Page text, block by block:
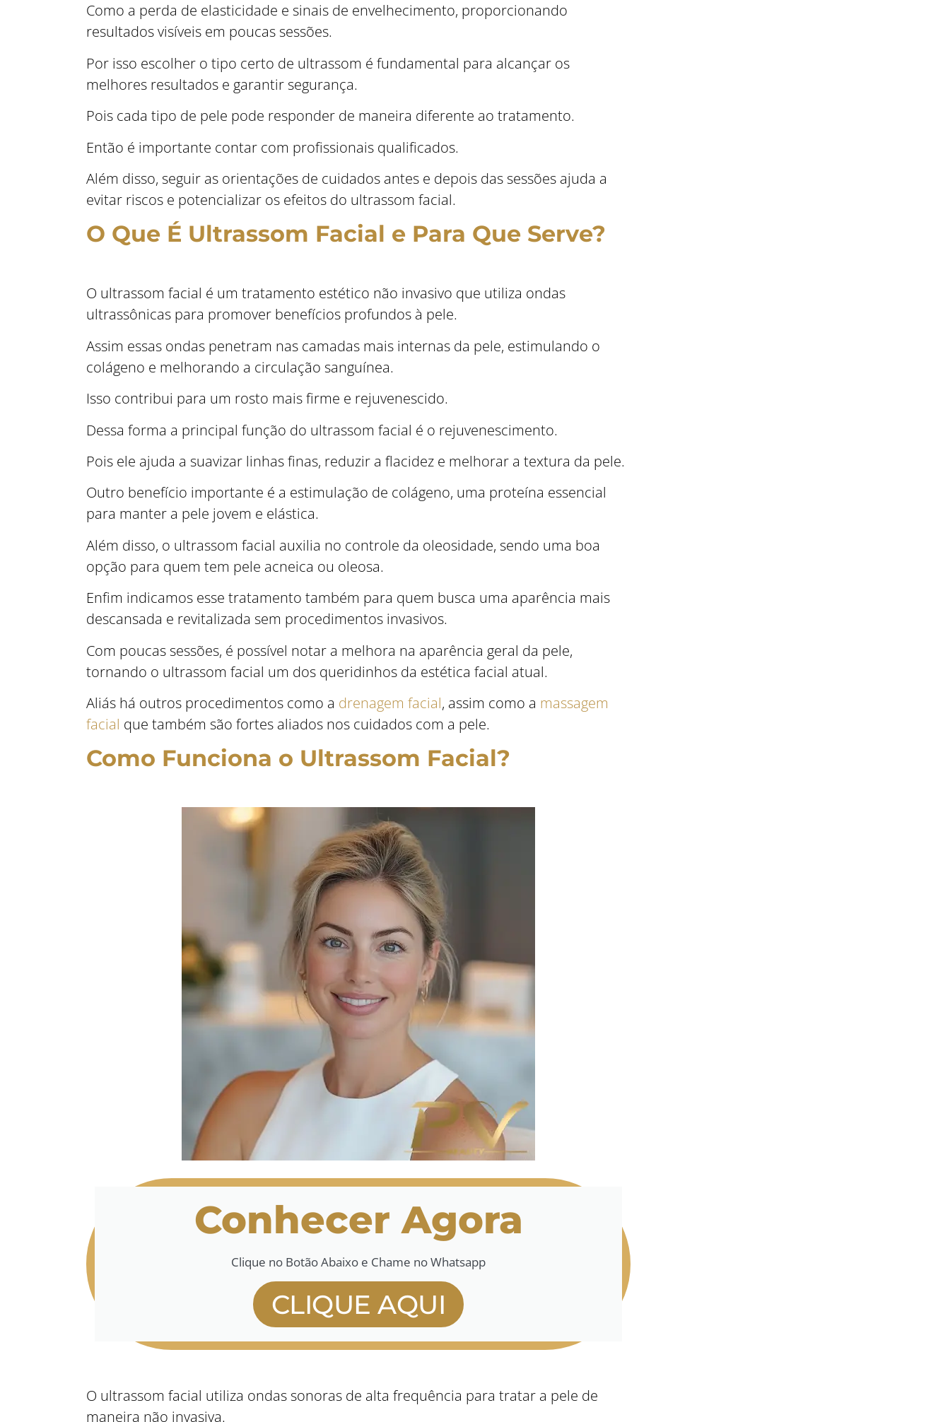
Como a perda de elasticidade e sinais de envelhecimento, proporcionando
resultados visíveis em poucas sessões.
Por isso escolher o tipo certo de ultrassom é fundamental para alcançar os
melhores resultados e garantir segurança.
Pois cada tipo de pele pode responder de maneira diferente ao tratamento.
Então é importante contar com profissionais qualificados.
Além disso, seguir as orientações de cuidados antes e depois das sessões ajuda a
evitar riscos e potencializar os efeitos do ultrassom facial.
O Que É Ultrassom Facial e Para Que Serve?
O ultrassom facial é um tratamento estético não invasivo que utiliza ondas
ultrassônicas para promover benefícios profundos à pele.
Assim essas ondas penetram nas camadas mais internas da pele, estimulando o
colágeno e melhorando a circulação sanguínea.
Isso contribui para um rosto mais firme e rejuvenescido.
Dessa forma a principal função do ultrassom facial é o rejuvenescimento.
Pois ele ajuda a suavizar linhas finas, reduzir a flacidez e melhorar a textura da pele.
Outro benefício importante é a estimulação de colágeno, uma proteína essencial
para manter a pele jovem e elástica.
Além disso, o ultrassom facial auxilia no controle da oleosidade, sendo uma boa
opção para quem tem pele acneica ou oleosa.
Enfim indicamos esse tratamento também para quem busca uma aparência mais
descansada e revitalizada sem procedimentos invasivos.
Com poucas sessões, é possível notar a melhora na aparência geral da pele,
tornando o ultrassom facial um dos queridinhos da estética facial atual.
Aliás há outros procedimentos como a drenagem facial, assim como a massagem
facial que também são fortes aliados nos cuidados com a pele.
Como Funciona o Ultrassom Facial?
Conhecer Agora
Clique no Botão Abaixo e Chame no Whatsapp
CLIQUE AQUI
O ultrassom facial utiliza ondas sonoras de alta frequência para tratar a pele de
maneira não invasiva.